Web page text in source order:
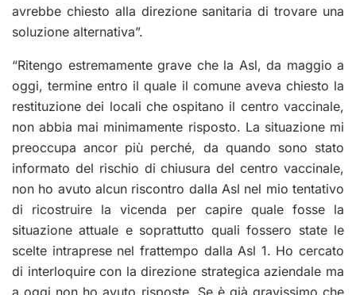
avrebbe chiesto alla direzione sanitaria di trovare una
soluzione alternativa”.
“Ritengo estremamente grave che la Asl, da maggio a
oggi, termine entro il quale il comune aveva chiesto la
restituzione dei locali che ospitano il centro vaccinale,
non abbia mai minimamente risposto. La situazione mi
preoccupa ancor più perché, da quando sono stato
informato del rischio di chiusura del centro vaccinale,
non ho avuto alcun riscontro dalla Asl nel mio tentativo
di ricostruire la vicenda per capire quale fosse la
situazione attuale e soprattutto quali fossero state le
scelte intraprese nel frattempo dalla Asl 1. Ho cercato
di interloquire con la direzione strategica aziendale ma